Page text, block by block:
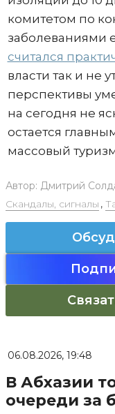
комитетом по
заболеваниями
считался
власти так и не
перспективы
на сегодня не
остается
массовый
Автор: Дмитрий
Скандалы, сигналы ,
06.08.2026, 19:48
В Абхазии
очереди за